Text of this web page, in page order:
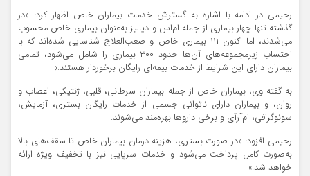
رحیمی در ادامه با اشاره به گسترش خدمات بیماران خاص اظهار کرد: «در
گذشته تنها چهار بیماری از جمله ام‌اس و دیالیز به‌عنوان بیماری خاص محسوب
می‌شدند، اما اکنون ۱۱۱ بیماری خاص و صعب‌العلاج شناسایی شده‌اند که با
احتساب زیرمجموعه‌های آن‌ها حدود ۳۰۰ بیماری را شامل می‌شود، تمامی
بیماران دارای این شرایط از خدمات بیمه‌ای رایگان برخوردار هستند.»
به گفته وی، بیماران خاص از جمله بیماران سرطانی، قلبی، ژنتیکی، اعصاب و
روان، و بیماران دارای ناتوانی جسمی از خدمات رایگان بستری، آزمایش،
سونوگرافی، ام‌آر‌آی و برخی داروها بهره‌مند می‌شوند.
رحیمی افزود: «در صورت بستری، هزینه درمان بیماران خاص تا سقف‌های بالا
به‌صورت کامل پرداخت می‌شود و خدمات سرپایی نیز با تخفیف ویژه ارائه
خواهد شد.»